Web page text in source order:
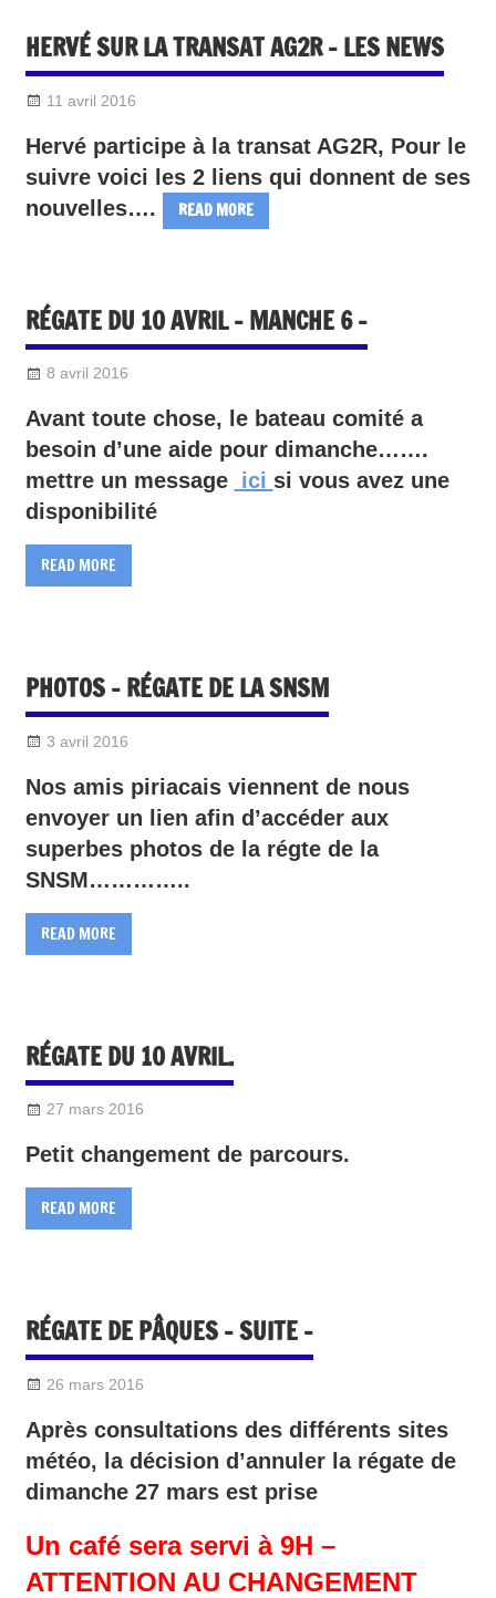
HERVÉ SUR LA TRANSAT AG2R – LES NEWS
11 avril 2016
Hervé participe à la transat AG2R, Pour le
suivre voici les 2 liens qui donnent de ses
nouvelles….
READ MORE
RÉGATE DU 10 AVRIL – MANCHE 6 –
8 avril 2016
Avant toute chose, le bateau comité a
besoin d’une aide pour dimanche…….
mettre un message ici si vous avez une
disponibilité
READ MORE
PHOTOS – RÉGATE DE LA SNSM
3 avril 2016
Nos amis piriacais viennent de nous
envoyer un lien afin d’accéder aux
superbes photos de la régte de la
SNSM…………..
READ MORE
RÉGATE DU 10 AVRIL.
27 mars 2016
Petit changement de parcours.
READ MORE
RÉGATE DE PÂQUES – SUITE –
26 mars 2016
Après consultations des différents sites
météo, la décision d’annuler la régate de
dimanche 27 mars est prise
Un café sera servi à 9H –
ATTENTION AU CHANGEMENT